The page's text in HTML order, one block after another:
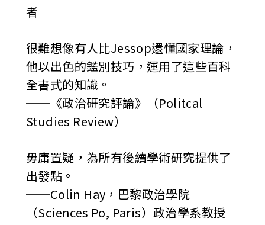
者
很難想像有人比Jessop還懂國家理論，
他以出色的鑑別技巧，運用了這些百科
全書式的知識。
──《政治研究評論》（Politcal
Studies Review）
毋庸置疑，為所有後續學術研究提供了
出發點。
──Colin Hay，巴黎政治學院
（Sciences Po, Paris）政治學系教授